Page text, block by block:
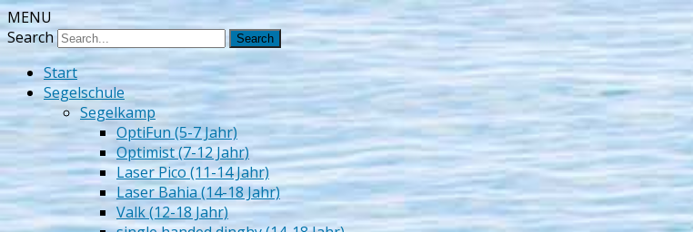
Zeilschool Het Veerse Gat
MENU
Search
Start
Segelschule
Segelkamp
OptiFun (5-7 Jahr)
Optimist (7-12 Jahr)
Laser Pico (11-14 Jahr)
Laser Bahia (14-18 Jahr)
Valk (12-18 Jahr)